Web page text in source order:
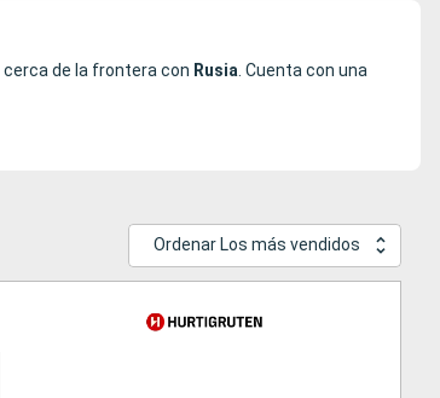
cerca de la frontera con Rusia . Cuenta con una
Ordenar Los más vendidos